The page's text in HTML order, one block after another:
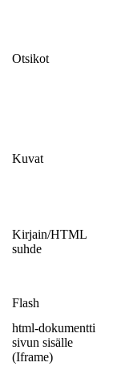
Otsikot
Kuvat
Kirjain/HTML
suhde
Flash
html-dokumentti
sivun sisälle
(Iframe)